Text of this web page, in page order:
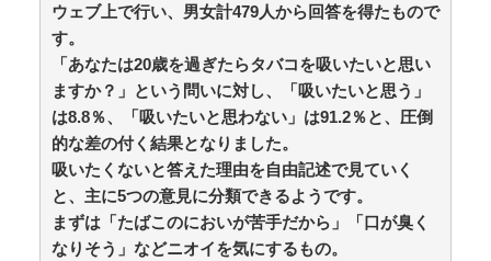
韓国人の対日好感度が過去最高に、「ノージャパン」
は終わった？＝ネット「中国より100倍いい」 / anaguro
- 総合
NEW! (8/10 05:05)
海外「日本人はなんて気高いんだ！」 英高級紙も驚愕
した極限の中の日本人の姿に世界が衝撃 / anaguro - 総合
NEW! (8/10 05:00)
【悲報】ベジットのベジータ要素、ネーミングセンス
しかない / 5chまとめMAP(総合) NEW! (8/10 04:41)
【仰天】倒産寸前の会社を半年で売上3倍にした派遣
の俺に上司「派遣のシステムは削除した!社員登用も白紙
だなw」→システム復旧せず退職した結果 / 5chまとめ
MAP(総合) NEW! (8/10 04:41)
ウェブ上で行い、男女計479人から回答を得たもので
す。
「あなたは20歳を過ぎたらタバコを吸いたいと思い
ますか？」という問いに対し、「吸いたいと思う」
は8.8％、「吸いたいと思わない」は91.2％と、圧倒
的な差の付く結果となりました。
吸いたくないと答えた理由を自由記述で見ていく
と、主に5つの意見に分類できるようです。
まずは「たばこのにおいが苦手だから」「口が臭く
なりそう」などニオイを気にするもの。